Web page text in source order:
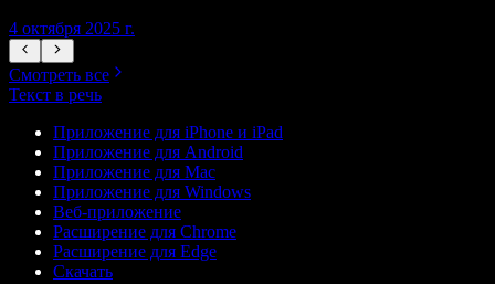
4 октября 2025 г.
Смотреть все
Текст в речь
Приложение для iPhone и iPad
Приложение для Android
Приложение для Mac
Приложение для Windows
Веб-приложение
Расширение для Chrome
Расширение для Edge
Скачать